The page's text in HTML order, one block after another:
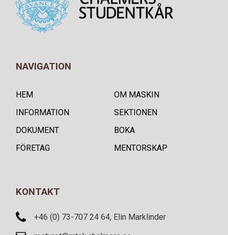
NAVIGATION
HEM
OM MASKIN
INFORMATION
SEKTIONEN
DOKUMENT
BOKA
FÖRETAG
MENTORSKAP
KONTAKT
+46 (0) 73-707 24 64, Elin Marklinder